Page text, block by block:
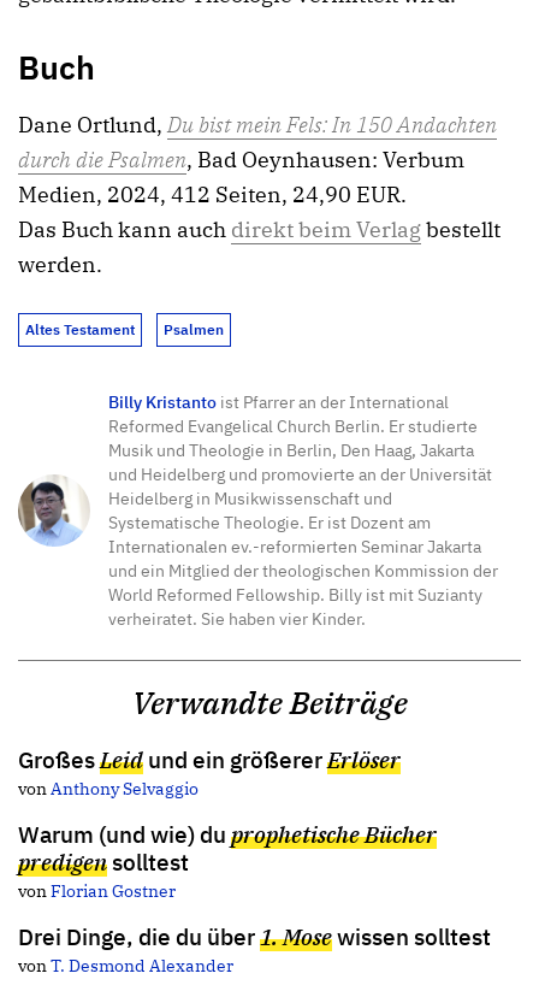
Buch
Dane Ortlund,Du bist mein Fels: In 150 Andachten
durch die Psalmen, Bad Oeynhausen: Verbum
Medien, 2024, 412 Seiten, 24,90 EUR.
Das Buch kann auch direkt beim Verlagbestellt
werden.
Altes Testament Psalmen
Billy Kristanto ist Pfarrer an der International
Reformed Evangelical Church Berlin. Er studierte
Musik und Theologie in Berlin, Den Haag, Jakarta
und Heidelberg und promovierte an der Universität
Heidelberg in Musikwissenschaft und
Systematische Theologie. Er ist Dozent am
Internationalen ev.-reformierten Seminar Jakarta
und ein Mitglied der theologischen Kommission der
World Reformed Fellowship. Billy ist mit Suzianty
verheiratet. Sie haben vier Kinder.
Verwandte Beiträge
GroßesLeid und ein größererErlöser
vonAnthony Selvaggio
Warum (und wie) du prophetische Bücher
predigensolltest
vonFlorian Gostner
Drei Dinge, die du über1. Mosewissen solltest
vonT. Desmond Alexander